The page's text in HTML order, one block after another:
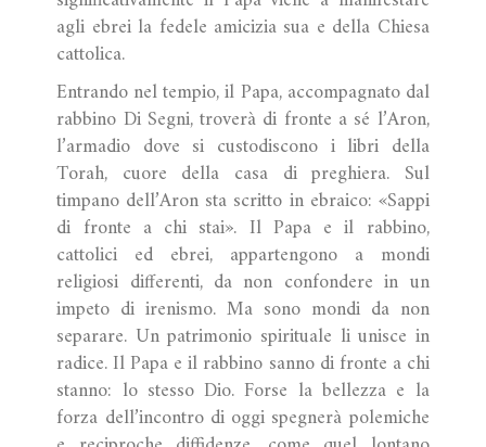
agli ebrei la fedele amicizia sua e della Chiesa
cattolica.
Entrando nel tempio, il Papa, accompagnato dal
rabbino Di Segni, troverà di fronte a sé l’Aron,
l’armadio dove si custodiscono i libri della
Torah, cuore della casa di preghiera. Sul
timpano dell’Aron sta scritto in ebraico: «Sappi
di fronte a chi stai». Il Papa e il rabbino,
cattolici ed ebrei, appartengono a mondi
religiosi differenti, da non confondere in un
impeto di irenismo. Ma sono mondi da non
separare. Un patrimonio spirituale li unisce in
radice. Il Papa e il rabbino sanno di fronte a chi
stanno: lo stesso Dio. Forse la bellezza e la
forza dell’incontro di oggi spegnerà polemiche